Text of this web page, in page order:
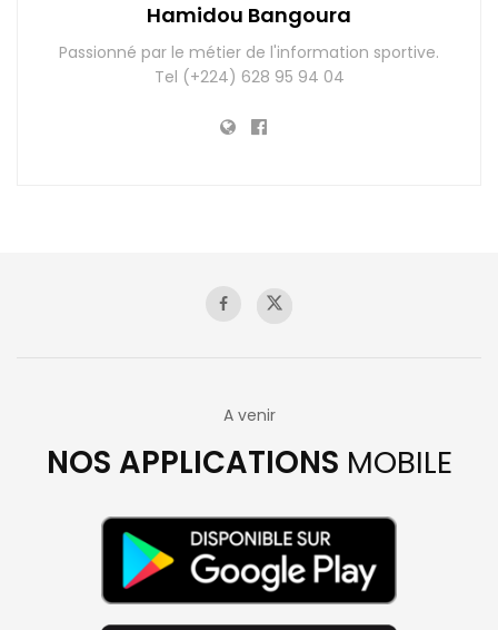
Hamidou Bangoura
Passionné par le métier de l'information sportive.
Tel (+224) 628 95 94 04
A venir
NOS APPLICATIONS MOBILE